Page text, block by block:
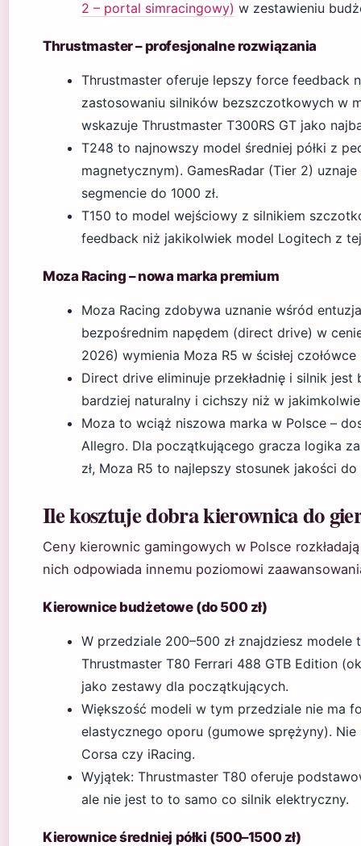
2 – portal simracingowy) w zestawieniu
Thrustmaster – profesjonalne rozwiązania
Thrustmaster oferuje lepszy force feedback
zastosowaniu silników bezszczotkowych w
wskazuje Thrustmaster T300RS GT jako
T248 to najnowszy model średniej półki z
magnetycznym). GamesRadar (Tier 2)
segmencie do 1000 zł.
T150 to model wejściowy z silnikiem
feedback niż jakikolwiek model Logitech z
Moza Racing – nowa marka premium
Moza Racing zdobywa uznanie wśród
bezpośrednim napędem (direct drive) w
2026) wymienia Moza R5 w ścisłej
Direct drive eliminuje przekładnię i silnik
bardziej naturalny i cichszy niż w
Moza to wciąż niszowa marka w Polsce –
Allegro. Dla początkującego gracza logika
zł, Moza R5 to najlepszy stosunek jakości
Ile kosztuje dobra kierownica do
Ceny kierownic gamingowych w Polsce
nich odpowiada innemu poziomowi
Kierownice budżetowe (do 500 zł)
W przedziale 200–500 zł znajdziesz
Thrustmaster T80 Ferrari 488 GTB Edition
jako zestawy dla początkujących.
Większość modeli w tym przedziale nie ma
elastycznego oporu (gumowe sprężyny).
Corsa czy iRacing.
Wyjątek: Thrustmaster T80 oferuje
ale nie jest to to samo co silnik elektryczny.
Kierownice średniej półki (500–1500 zł)